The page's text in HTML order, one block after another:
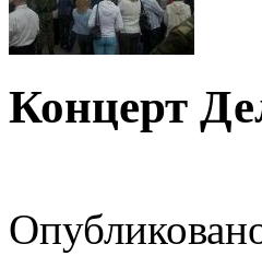
Концерт